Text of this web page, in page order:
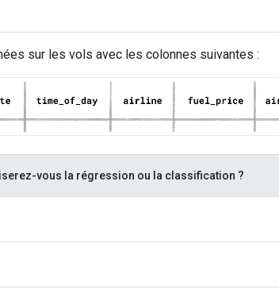
sur les vols avec les colonnes suivantes :
vous la régression ou la classification ?